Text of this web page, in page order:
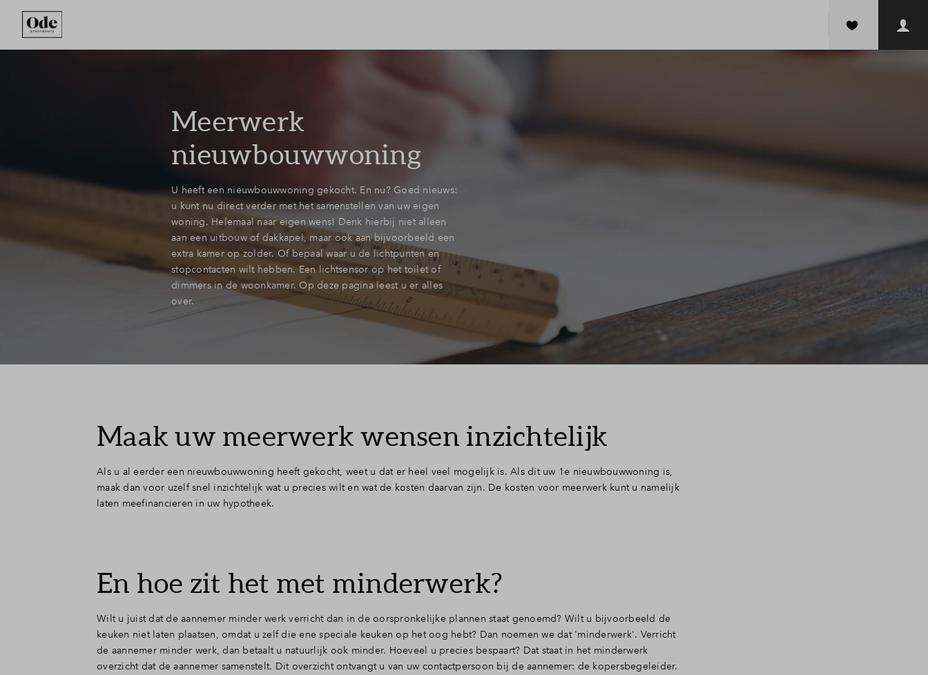
Meerwerk
nieuwbouwwoning
U heeft een nieuwbouwwoning gekocht. En nu? Goed nieuws:
u kunt nu direct verder met het samenstellen van uw eigen
woning. Helemaal naar eigen wens! Denk hierbij niet alleen
aan een uitbouw of dakkapel, maar ook aan bijvoorbeeld een
extra kamer op zolder. Of bepaal waar u de lichtpunten en
stopcontacten wilt hebben. Een lichtsensor op het toilet of
dimmers in de woonkamer. Op deze pagina leest u er alles
over.
Maak uw meerwerk wensen inzichtelijk
Als u al eerder een nieuwbouwwoning heeft gekocht, weet u dat er heel veel mogelijk is. Als dit uw 1e nieuwbouwwoning is,
maak dan voor uzelf snel inzichtelijk wat u precies wilt en wat de kosten daarvan zijn. De kosten voor meerwerk kunt u namelijk
laten meefinancieren in uw hypotheek.
En hoe zit het met minderwerk?
Wilt u juist dat de aannemer minder werk verricht dan in de oorspronkelijke plannen staat genoemd? Wilt u bijvoorbeeld de
keuken niet laten plaatsen, omdat u zelf die ene speciale keuken op het oog hebt? Dan noemen we dat 'minderwerk'. Verricht
de aannemer minder werk, dan betaalt u natuurlijk ook minder. Hoeveel u precies bespaart? Dat staat in het minderwerk
overzicht dat de aannemer samenstelt. Dit overzicht ontvangt u van uw contactpersoon bij de aannemer: de kopersbegeleider.